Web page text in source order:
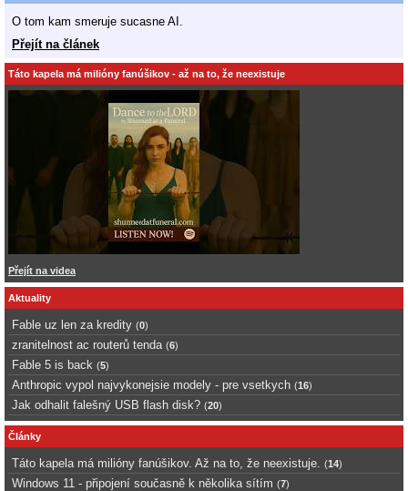
O tom kam smeruje sucasne AI.
Přejít na článek
Táto kapela má milióny fanúšikov - až na to, že neexistuje
Přejít na videa
Aktuality
Fable uz len za kredity (0)
zranitelnost ac routerů tenda (6)
Fable 5 is back (5)
Anthropic vypol najvykonejsie modely - pre vsetkych (16)
Jak odhalit falešný USB flash disk? (20)
Články
Táto kapela má milióny fanúšikov. Až na to, že neexistuje. (14)
Windows 11 - připojení současně k několika sítím (7)